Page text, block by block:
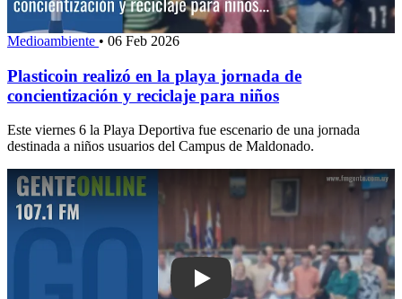
Medioambiente • 06 Feb 2026
Plasticoin realizó en la playa jornada de
concientización y reciclaje para niños
Este viernes 6 la Playa Deportiva fue escenario de una jornada
destinada a niños usuarios del Campus de Maldonado.
Play: Junta Departamental entregó